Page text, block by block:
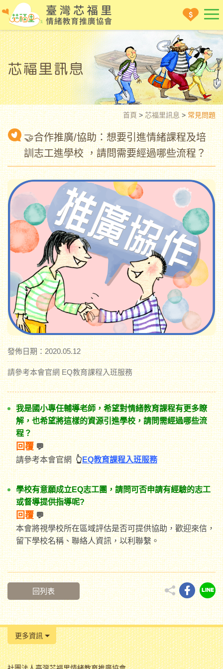
首頁>芯福里訊息>常見問題
🤝合作推廣/協助：想要引進情緒課程及培
訓志工進學校 ，請問需要經過哪些流程？
發佈日期：2020.05.12
請參考本會官網 EQ教育課程入班服務
我是國小專任輔導老師，希望對情緒教育課程有更多瞭
解，也希望將這樣的資源引進學校，請問需經過哪些流
程？
回覆💬
請參考本會官網👆EQ教育課程入班服務
學校有意願成立EQ志工團，請問可否申請有經驗的志工
或督導提供指導呢?
回覆💬
本會將視學校所在區域評估是否可提供協助，歡迎來信，
留下學校名稱、聯絡人資訊，以利聯繫。
回列表
更多資訊